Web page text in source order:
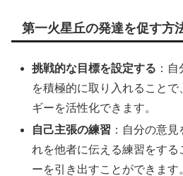
第一火星丘の発達を促す方
挑戦的な目標を設定する ：
を積極的に取り入れること
ギーを活性化できます。
自己主張の練習 ：自分の意
れを他者に伝える練習をする
ーを引き出すことができます